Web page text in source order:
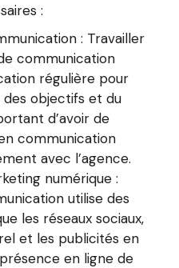
:
: Travailler
communication
régulière pour
objectifs et du
d’avoir de
communication
avec l’agence.
numérique :
utilise des
les réseaux sociaux,
et les publicités en
en ligne de